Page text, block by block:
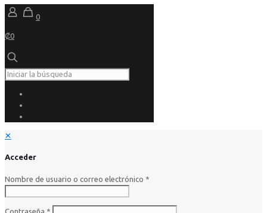
0
₡0
✕
Acceder
Nombre de usuario o correo electrónico *
Contraseña *